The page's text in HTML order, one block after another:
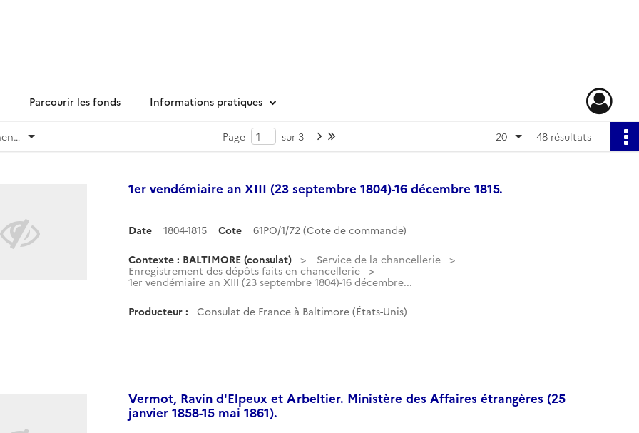
Parcourir les fonds Informations pratiques
Pertinence Page sur 3 Page suivante : 1/3 48 résultats
20
1er vendémiaire an XIII (23 septembre 1804)-16 décembre 1815.
Date 1804-1815 Cote 61PO/1/72 (Cote de commande)
Contexte : BALTIMORE (consulat)
Service de la chancellerie
Enregistrement des dépôts faits en chancellerie
1er vendémiaire an XIII (23 septembre 1804)-16 décembre...
Producteur : Consulat de France à Baltimore (États-Unis)
Vermot, Ravin d'Elpeux et Arbeltier. Ministère des Affaires étrangères (25
janvier 1858-15 mai 1861).